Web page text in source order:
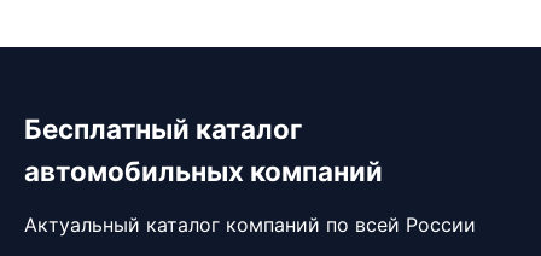
Бесплатный каталог
автомобильных компаний
Актуальный каталог компаний по всей России